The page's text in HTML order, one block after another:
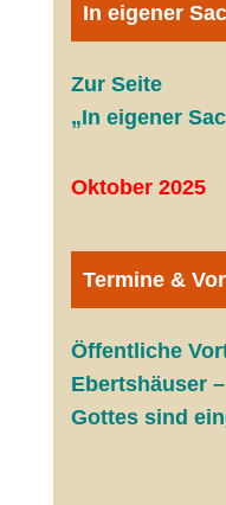
In eigener
Zur Seite
„In eigener
Oktober 2025
Termine &
Öffentliche V
Ebertshäuser
Gottes sind